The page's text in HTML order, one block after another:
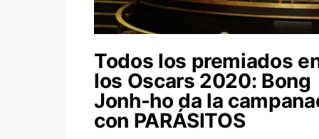
Todos los premiados
los Oscars 2020: Bong
Jonh-ho da la
con PARÁSITOS